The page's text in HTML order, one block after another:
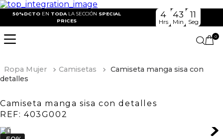
50%DCTO EN TODA LA SECCIÓN SPECIAL
PRICES
4
Hrs
43
Min
11
Seg
0
Ropa Mujer Camisetas
Camiseta manga sisa con
detalles
Camiseta manga sisa con detalles
REF: 403G002